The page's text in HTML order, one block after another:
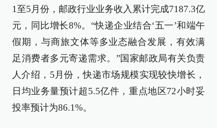
1至5月份，邮政行业业务收入累计完成7187.3亿
元，同比增长8%。“快递企业结合‘五一’和端午
假期，与商旅文体等多业态融合发展，有效满
足消费者多元寄递需求。”国家邮政局有关负责
人介绍，5月份，快递市场规模实现较快增长，
日均业务量预计超5.5亿件，重点地区72小时妥
投率预计为86.1%。